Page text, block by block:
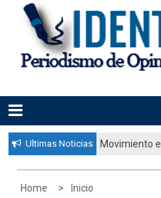
IDENTIDADES
Periodismo de Opinión e
Ultimas Noticias
Movimiento
Home
Inicio